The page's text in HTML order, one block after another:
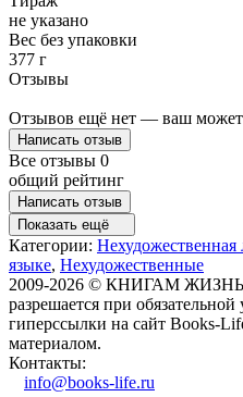
не указано
Вес без упаковки
377 г
Отзывы
Отзывов ещё нет — ваш может
Написать отзыв
Все отзывы 0
общий рейтинг
Написать отзыв
Показать ещё
Категории: Нехудожественная
языке, Нехудожественные
2009-2026 © КНИГАМ ЖИЗНЬ
разрешается при
гиперссылки на сайт Books-
материалом.
Контакты:
info@books-life.ru